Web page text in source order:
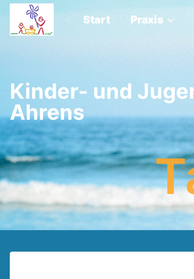
Start Praxis
Kinder- und
Ahrens